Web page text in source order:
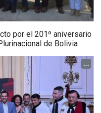
por el 201º aniversario
de Bolivia
...